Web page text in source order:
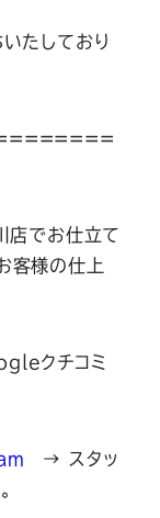
たしており
でお仕立て
客様の仕上
クチコミ
→ スタッ